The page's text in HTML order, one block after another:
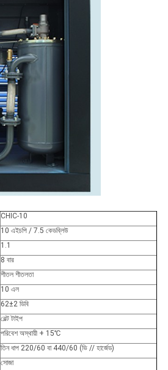
CHIC-10
10 এইচপি / 7.5 কেডব্লিউ
1.1
8 বার
শীতল শীতলতা
10 এল
62±2 ডিবি
বেল্ট টাইপ
পরিবেশ অস্থায়ী + 15℃
তিন ধাপ 220/60 বা 440/60 (ভি // হার্জেড)
সোজা